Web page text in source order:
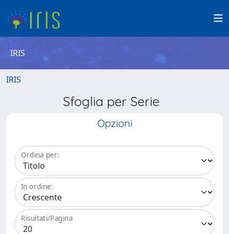
IRIS
IRIS
Sfoglia per Serie
Opzioni
Ordina per:
In ordine:
Risultati/Pagina